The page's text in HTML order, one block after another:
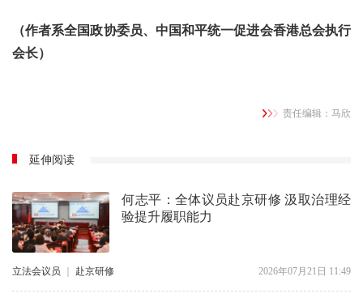
（作者系全国政协委员、中国和平统一促进会香港总会执行
会长）
责任编辑：马欣
延伸阅读
​何志平：全体议员赴京研修 汲取治理经
验提升履职能力
立法会议员 ｜ 赴京研修 2026年07月21日 11:49